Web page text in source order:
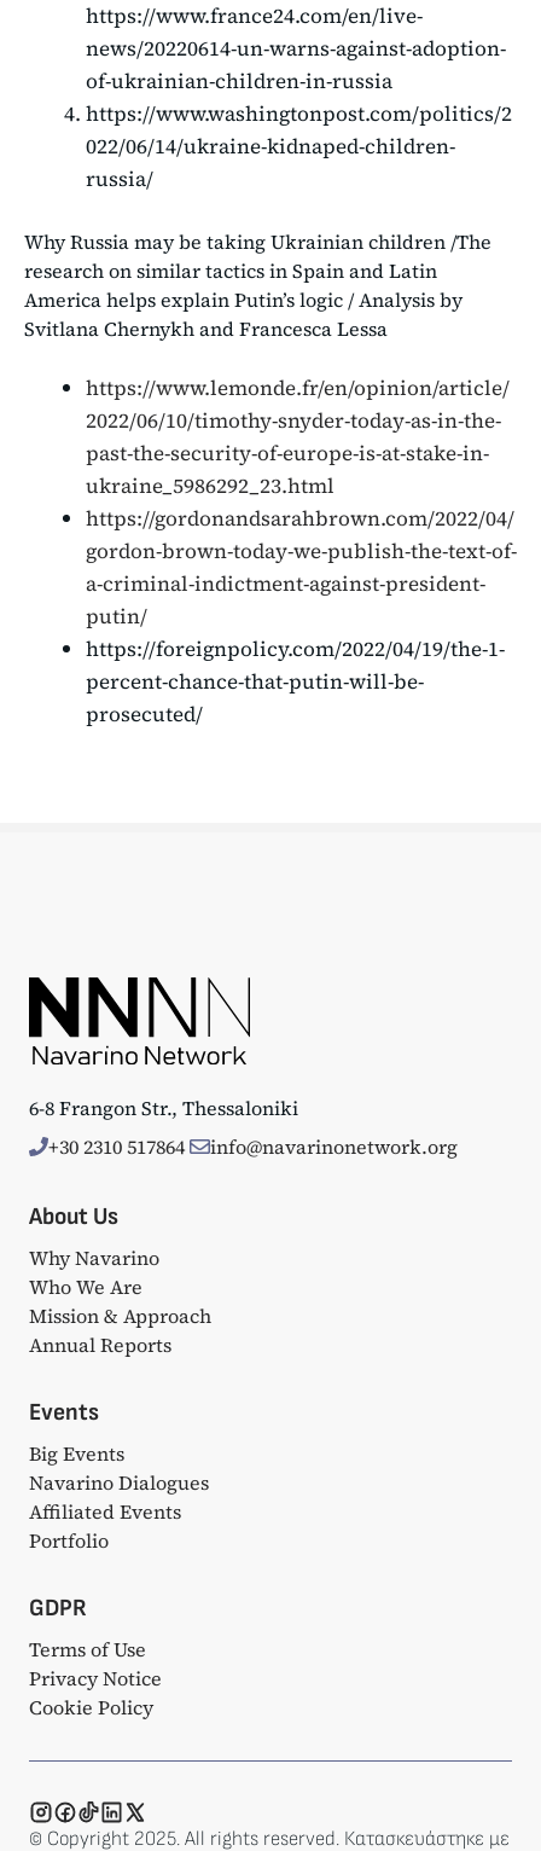
https://www.france24.com/en/live-
news/20220614-un-warns-against-adoption-
of-ukrainian-children-in-russia
https://www.washingtonpost.com/politics/2
022/06/14/ukraine-kidnaped-children-
russia/
Why Russia may be taking Ukrainian children /The
research on similar tactics in Spain and Latin
America helps explain Putin’s logic / Analysis by
Svitlana Chernykh and Francesca Lessa
https://www.lemonde.fr/en/opinion/article/
2022/06/10/timothy-snyder-today-as-in-the-
past-the-security-of-europe-is-at-stake-in-
ukraine_5986292_23.html
https://gordonandsarahbrown.com/2022/04/
gordon-brown-today-we-publish-the-text-of-
a-criminal-indictment-against-president-
putin/
https://foreignpolicy.com/2022/04/19/the-1-
percent-chance-that-putin-will-be-
prosecuted/
6-8 Frangon Str., Thessaloniki
+30 2310 517864
info@navarinonetwork.org
About Us
Why Navarino
Who We Are
Mission & Approach
Annual Reports
Events
Big Events
Navarino Dialogues
Affiliated Events
Portfolio
GDPR
Terms of Use
Privacy Notice
Cookie Policy
© Copyright 2025. All rights reserved. Κατασκευάστηκε με